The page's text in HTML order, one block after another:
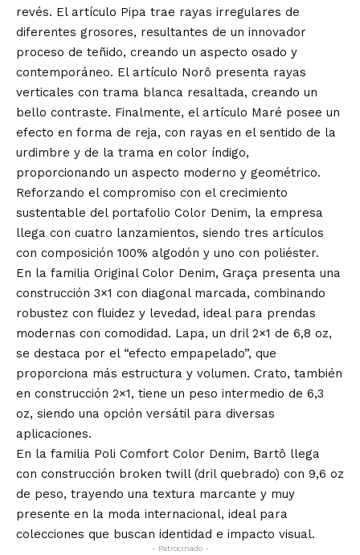
revés. El artículo Pipa trae rayas irregulares de
diferentes grosores, resultantes de un innovador
proceso de teñido, creando un aspecto osado y
contemporáneo. El artículo Norô presenta rayas
verticales con trama blanca resaltada, creando un
bello contraste. Finalmente, el artículo Maré posee un
efecto en forma de reja, con rayas en el sentido de la
urdimbre y de la trama en color índigo,
proporcionando un aspecto moderno y geométrico.
Reforzando el compromiso con el crecimiento
sustentable del portafolio Color Denim, la empresa
llega con cuatro lanzamientos, siendo tres artículos
con composición 100% algodón y uno con poliéster.
En la familia Original Color Denim, Graça presenta una
construcción 3×1 con diagonal marcada, combinando
robustez con fluidez y levedad, ideal para prendas
modernas con comodidad. Lapa, un dril 2×1 de 6,8 oz,
se destaca por el “efecto empapelado”, que
proporciona más estructura y volumen. Crato, también
en construcción 2×1, tiene un peso intermedio de 6,3
oz, siendo una opción versátil para diversas
aplicaciones.
En la familia Poli Comfort Color Denim, Bartô llega
con construcción broken twill (dril quebrado) con 9,6 oz
de peso, trayendo una textura marcante y muy
presente en la moda internacional, ideal para
colecciones que buscan identidad e impacto visual.
- Patrocinado -